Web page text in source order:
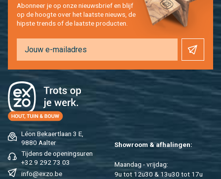
Léon Be­kaert­laan 3 E,
9880 Aal­ter
Tij­dens de ope­nings­uren
+32 9 292 73 03
info@​exzo.​be
Show­room & af­ha­lin­gen:
Maan­dag - vrij­dag:
9u tot 12u30 & 13u30 tot 17u
Abon­neer je op onze nieuws­brief en blijf
op de hoog­te over het laat­ste nieuws, de
hip­s­te trends of de laat­ste pro­duc­ten.